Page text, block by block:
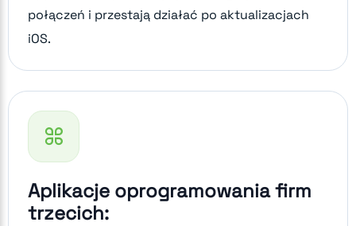
połączeń i przestają działać po aktualizacjach
iOS.
Aplikacje oprogramowania firm
trzecich: